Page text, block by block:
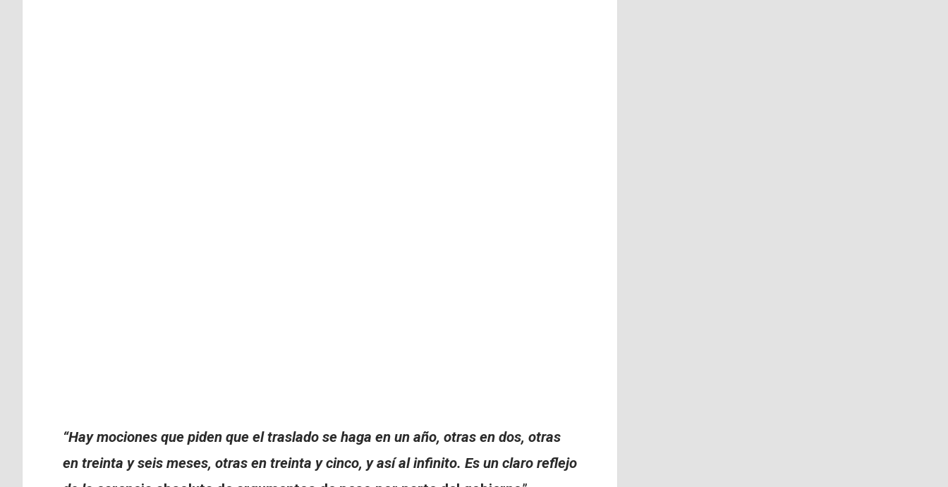
“Hay mociones que piden que el traslado se haga en un año, otras en dos, otras
en treinta y seis meses, otras en treinta y cinco, y así al infinito. Es un claro reflejo